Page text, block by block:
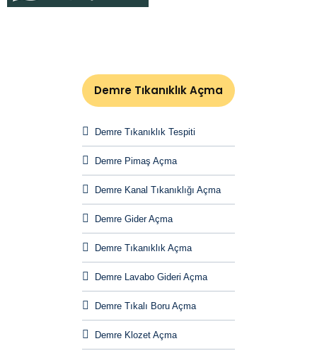
Demre Tıkanıklık Açma
Demre Tıkanıklık Tespiti
Demre Pimaş Açma
Demre Kanal Tıkanıklığı Açma
Demre Gider Açma
Demre Tıkanıklık Açma
Demre Lavabo Gideri Açma
Demre Tıkalı Boru Açma
Demre Klozet Açma